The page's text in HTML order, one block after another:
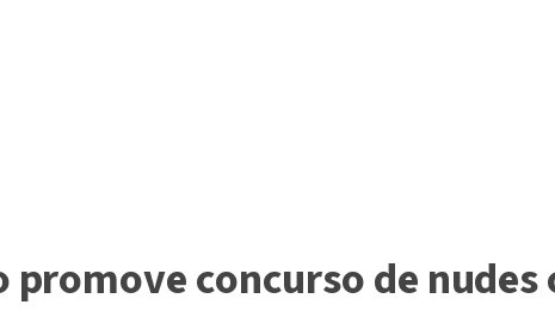
promove concurso de